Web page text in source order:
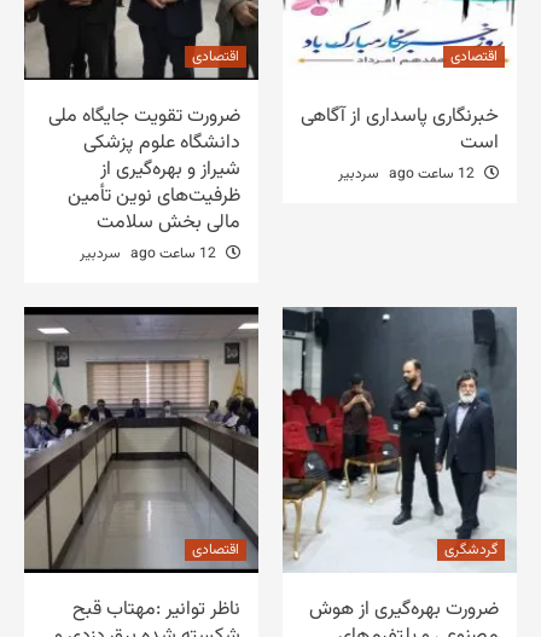
اقتصادی
خبرنگاری پاسداری از آگاهی
است
سردبیر
اقتصادی
ضرورت تقویت جایگاه ملی
دانشگاه علوم پزشکی
شیراز و بهره‌گیری از
ظرفیت‌های نوین تأمین
مالی بخش سلامت
سردبیر
گردشگری
ضرورت بهره‌گیری از هوش
اقتصادی
ناظر توانیر :مهتاب قبح